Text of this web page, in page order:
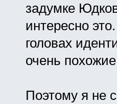
задумке
интересно
головах
очень
Поэтому я не